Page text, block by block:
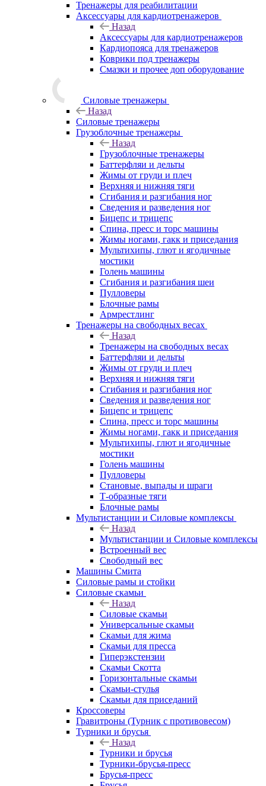
Тренажеры для реабилитации
Аксессуары для кардиотренажеров
Назад
Аксессуары для кардиотренажеров
Кардиопояса для тренажеров
Коврики под тренажеры
Смазки и прочее доп оборудование
Силовые тренажеры
Назад
Силовые тренажеры
Грузоблочные тренажеры
Назад
Грузоблочные тренажеры
Баттерфляи и дельты
Жимы от груди и плеч
Верхняя и нижняя тяги
Сгибания и разгибания ног
Сведения и разведения ног
Бицепс и трицепс
Спина, пресс и торс машины
Жимы ногами, гакк и приседания
Мультихипы, глют и ягодичные
мостики
Голень машины
Сгибания и разгибания шеи
Пулловеры
Блочные рамы
Армрестлинг
Тренажеры на свободных весах
Назад
Тренажеры на свободных весах
Баттерфляи и дельты
Жимы от груди и плеч
Верхняя и нижняя тяги
Сгибания и разгибания ног
Сведения и разведения ног
Бицепс и трицепс
Спина, пресс и торс машины
Жимы ногами, гакк и приседания
Мультихипы, глют и ягодичные
мостики
Голень машины
Пулловеры
Становые, выпады и шраги
Т-образные тяги
Блочные рамы
Мультистанции и Силовые комплексы
Назад
Мультистанции и Силовые комплексы
Встроенный вес
Свободный вес
Машины Смита
Силовые рамы и стойки
Силовые скамьи
Назад
Силовые скамьи
Универсальные скамьи
Скамьи для жима
Скамьи для пресса
Гиперэкстензии
Скамьи Скотта
Горизонтальные скамьи
Скамьи-стулья
Скамьи для приседаний
Кроссоверы
Гравитроны (Турник с противовесом)
Турники и брусья
Назад
Турники и брусья
Турники-брусья-пресс
Брусья-пресс